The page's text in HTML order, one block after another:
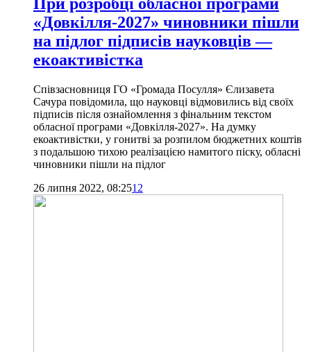
«Довкілля-2027» чиновники пішли
на підлог підписів науковців —
екоактивістка
Співзасновниця ГО «Громада Посулля» Єлизавета
Сачура повідомила, що науковці відмовились від своїх
підписів після ознайомлення з фінальним текстом
обласної програми «Довкілля-2027». На думку
екоактивістки, у гонитві за розпилом бюджетних коштів
з подальшою тихою реалізацією намитого піску, обласні
чиновники пішли на підлог
26 липня 2022, 08:2512